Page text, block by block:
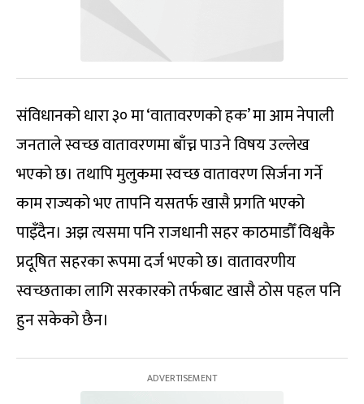
संविधानको धारा ३० मा ‘वातावरणको हक’ मा आम नेपाली
जनताले स्वच्छ वातावरणमा बाँच्न पाउने विषय उल्लेख
भएको छ। तथापि मुलुकमा स्वच्छ वातावरण सिर्जना गर्ने
काम राज्यको भए तापनि यसतर्फ खासै प्रगति भएको
पाइँदैन। अझ त्यसमा पनि राजधानी सहर काठमाडौँ विश्वकै
प्रदूषित सहरका रूपमा दर्ज भएको छ। वातावरणीय
स्वच्छताका लागि सरकारको तर्फबाट खासै ठोस पहल पनि
हुन सकेको छैन।